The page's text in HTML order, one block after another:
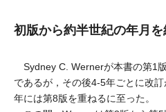
初版から約半世紀の年月
Sydney C. Wernerが本書の第1
であるが，その後4-5年ごとに改
年には第8版を重ねるに至った。